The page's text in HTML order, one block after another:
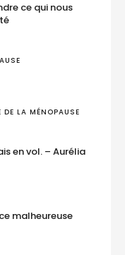
ce qui nous
LA MÉNOPAUSE
en vol. – Aurélia
malheureuse